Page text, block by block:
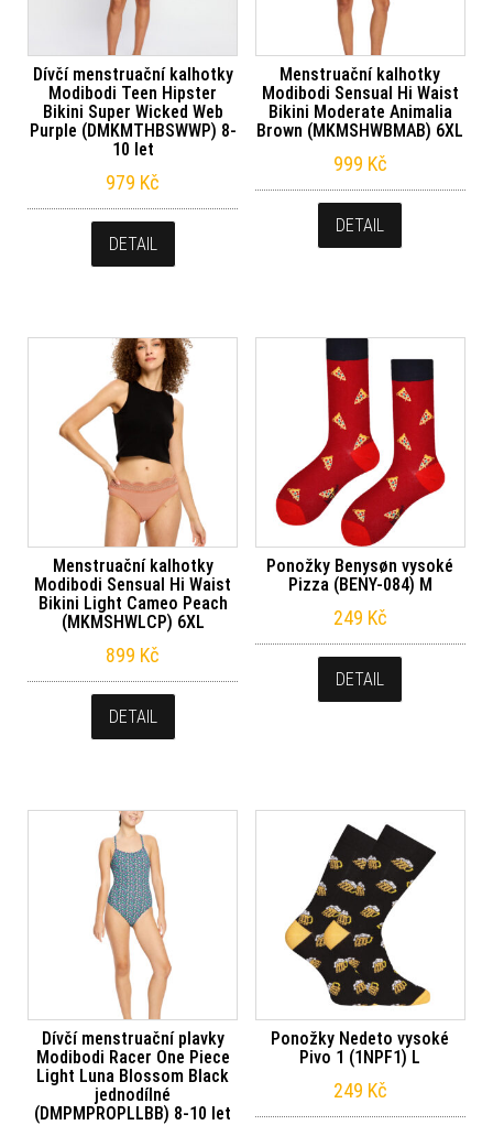
Dívčí menstruační kalhotky
Modibodi Teen Hipster
Bikini Super Wicked Web
Purple (DMKMTHBSWWP) 8-
10 let
979 Kč
DETAIL
Menstruační kalhotky
Modibodi Sensual Hi Waist
Bikini Moderate Animalia
Brown (MKMSHWBMAB) 6XL
999 Kč
DETAIL
Menstruační kalhotky
Modibodi Sensual Hi Waist
Bikini Light Cameo Peach
(MKMSHWLCP) 6XL
899 Kč
DETAIL
Ponožky Benysøn vysoké
Pizza (BENY-084) M
249 Kč
DETAIL
Dívčí menstruační plavky
Modibodi Racer One Piece
Light Luna Blossom Black
jednodílné
(DMPMPROPLLBB) 8-10 let
Ponožky Nedeto vysoké
Pivo 1 (1NPF1) L
249 Kč